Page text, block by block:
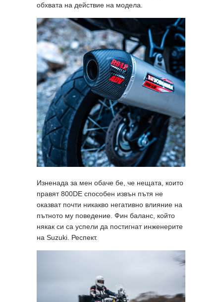
обхвата на действие на модела.
Изненада за мен обаче бе, че нещата, които
правят 800DE способен извън пътя не
оказват почти никакво негативно влияние на
пътното му поведение. Фин баланс, който
някак си са успели да постигнат инженерите
на Suzuki. Респект.